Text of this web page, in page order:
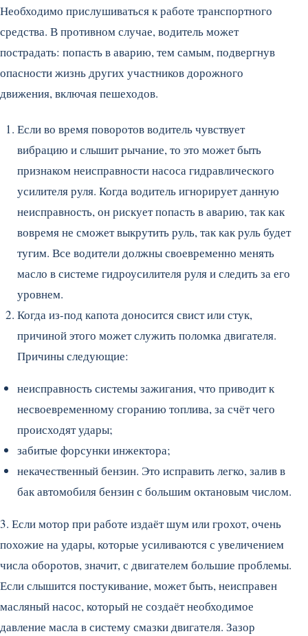
Необходимо прислушиваться к работе транспортного
средства. В противном случае, водитель может
пострадать: попасть в аварию, тем самым, подвергнув
опасности жизнь других участников дорожного
движения, включая пешеходов.
Если во время поворотов водитель чувствует
вибрацию и слышит рычание, то это может быть
признаком неисправности насоса гидравлического
усилителя руля. Когда водитель игнорирует данную
неисправность, он рискует попасть в аварию, так как
вовремя не сможет выкрутить руль, так как руль будет
тугим. Все водители должны своевременно менять
масло в системе гидроусилителя руля и следить за его
уровнем.
Когда из-под капота доносится свист или стук,
причиной этого может служить поломка двигателя.
Причины следующие:
неисправность системы зажигания, что приводит к
несвоевременному сгоранию топлива, за счёт чего
происходят удары;
забитые форсунки инжектора;
некачественный бензин. Это исправить легко, залив в
бак автомобиля бензин с большим октановым числом.
3. Если мотор при работе издаёт шум или грохот, очень
похожие на удары, которые усиливаются с увеличением
числа оборотов, значит, с двигателем большие проблемы.
Если слышится постукивание, может быть, неисправен
масляный насос, который не создаёт необходимое
давление масла в систему смазки двигателя. Зазор